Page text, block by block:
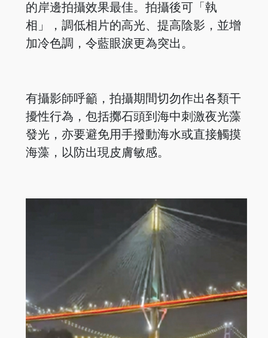
的岸邊拍攝效果最佳。拍攝後可「執
相」，調低相片的高光、提高陰影，並增
加冷色調，令藍眼淚更為突出。
有攝影師呼籲，拍攝期間切勿作出各類干
擾性行為，包括擲石頭到海中刺激夜光藻
發光，亦要避免用手撥動海水或直接觸摸
海藻，以防出現皮膚敏感。